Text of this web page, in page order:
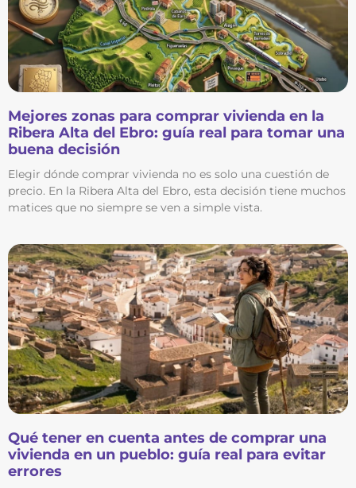
Mejores zonas para comprar vivienda en la
Ribera Alta del Ebro: guía real para tomar una
buena decisión
Elegir dónde comprar vivienda no es solo una cuestión de
precio. En la Ribera Alta del Ebro, esta decisión tiene muchos
matices que no siempre se ven a simple vista.
Qué tener en cuenta antes de comprar una
vivienda en un pueblo: guía real para evitar
errores